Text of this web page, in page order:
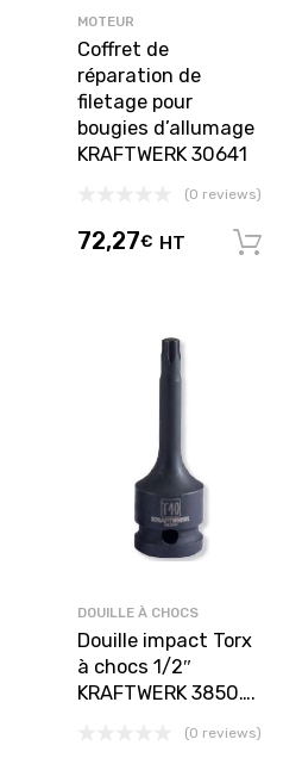
MOTEUR
Coffret de
réparation de
filetage pour
bougies d’allumage
KRAFTWERK 30641
(0 reviews)
72,27€ HT
DOUILLE À CHOCS
Douille impact Torx
à chocs 1/2″
KRAFTWERK 3850….
(0 reviews)